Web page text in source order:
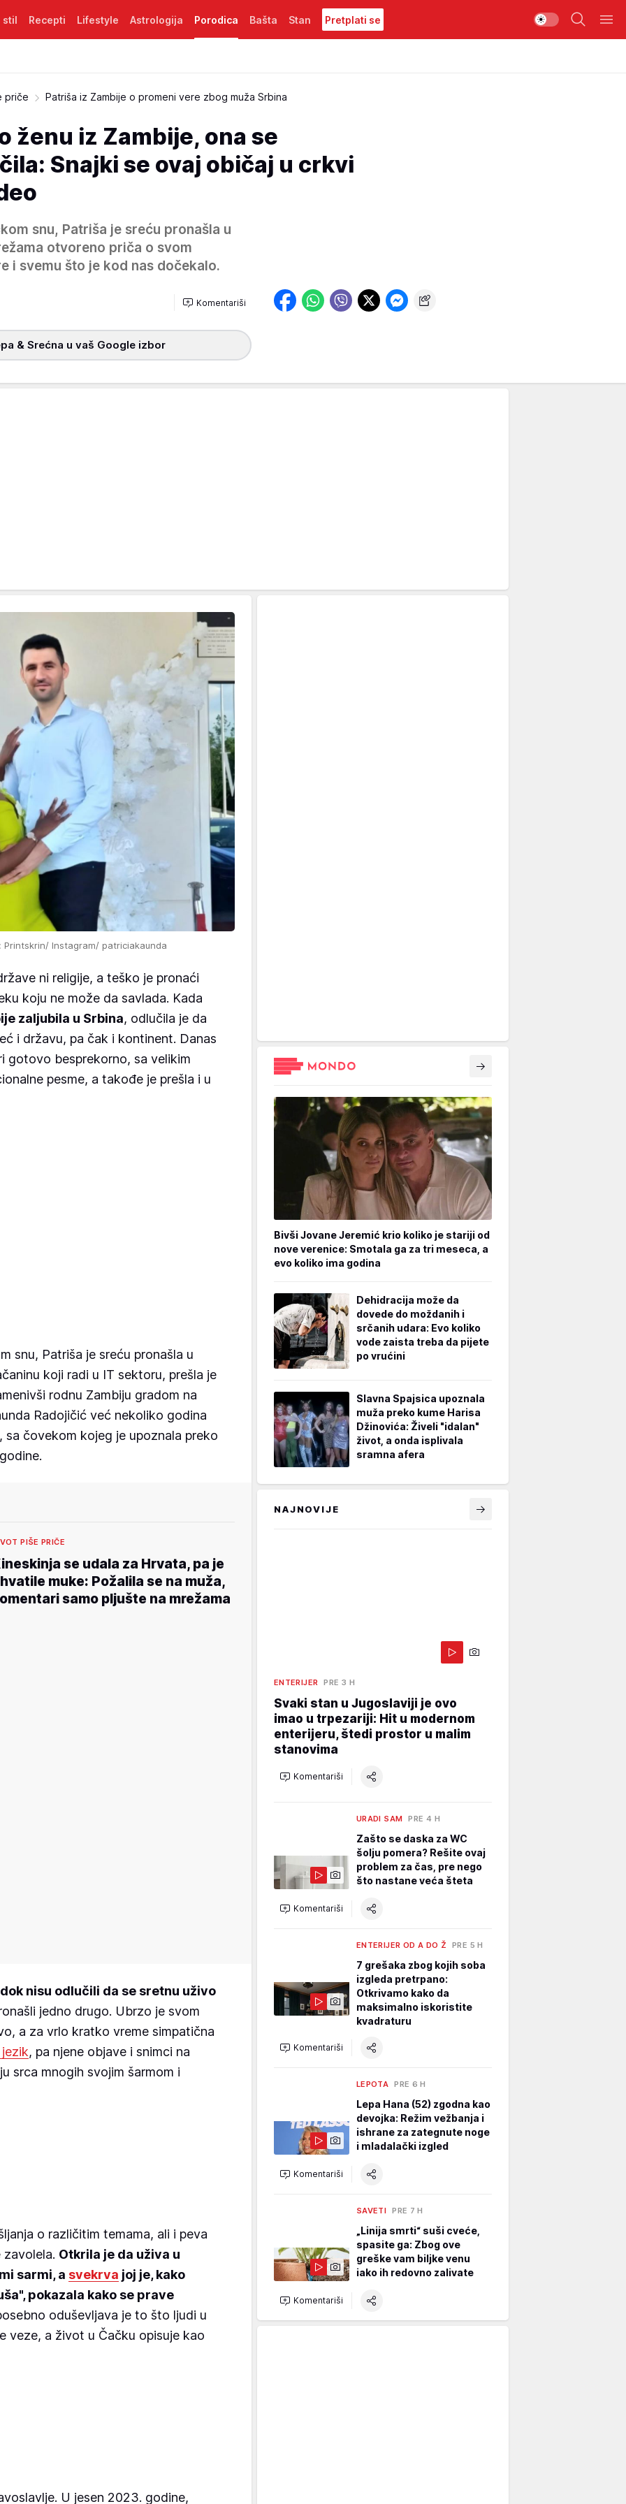
stil Recepti Lifestyle Astrologija Porodica Bašta Stan Pretplati se
priče Patriša iz Zambije o promeni vere zbog muža Srbina
ženu iz Zambije, ona se
Snajki se ovaj običaj u crkvi
snu, Patriša je sreću pronašla u
otvoreno priča o svom
i svemu što je kod nas dočekalo.
Komentariši
& Srećna u vaš Google izbor
Printskrin/ Instagram/ patriciakaunda
ni religije, a teško je pronaći
koju ne može da savlada. Kada
zaljubila u Srbina, odlučila je da
i državu, pa čak i kontinent. Danas
gotovo besprekorno, sa velikim
pesme, a takođe je prešla i u
snu, Patriša je sreću pronašla u
koji radi u IT sektoru, prešla je
rodnu Zambiju gradom na
Radojičić već nekoliko godina
sa čovekom kojeg je upoznala preko
PIŠE PRIČE
se udala za Hrvata, pa je
muke: Požalila se na muža,
samo pljušte na mrežama
nisu odlučili da se sretnu uživo
jedno drugo. Ubrzo je svom
a za vrlo kratko vreme simpatična
, pa njene objave i snimci na
srca mnogih svojim šarmom i
o različitim temama, ali i peva
zavolela. Otkrila je da uživa u
sarmi, a svekrva joj je, kako
pokazala kako se prave
oduševljava je to što ljudi u
veze, a život u Čačku opisuje kao
U jesen 2023. godine,
Bivši Jovane Jeremić krio koliko je stariji od
nove verenice: Smotala ga za tri meseca, a
evo koliko ima godina
Dehidracija može da
dovede do moždanih i
srčanih udara: Evo koliko
vode zaista treba da pijete
po vrućini
Slavna Spajsica upoznala
muža preko kume Harisa
Džinovića: Živeli "idalan"
život, a onda isplivala
sramna afera
NAJNOVIJE
ENTERIJER PRE 3 H
Svaki stan u Jugoslaviji je ovo
imao u trpezariji: Hit u modernom
enterijeru, štedi prostor u malim
stanovima
Komentariši
URADI SAM PRE 4 H
Zašto se daska za WC
šolju pomera? Rešite ovaj
problem za čas, pre nego
što nastane veća šteta
Komentariši
ENTERIJER OD A DO Ž PRE 5 H
7 grešaka zbog kojih soba
izgleda pretrpano:
Otkrivamo kako da
maksimalno iskoristite
kvadraturu
Komentariši
LEPOTA PRE 6 H
Lepa Hana (52) zgodna kao
devojka: Režim vežbanja i
ishrane za zategnute noge
i mladalački izgled
Komentariši
SAVETI PRE 7 H
„Linija smrti“ suši cveće,
spasite ga: Zbog ove
greške vam biljke venu
iako ih redovno zalivate
Komentariši